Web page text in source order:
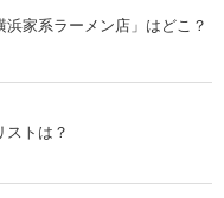
家系ラーメン店」はどこ？
ストは？